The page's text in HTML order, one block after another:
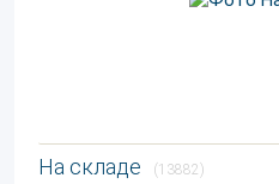
На складе (13882)